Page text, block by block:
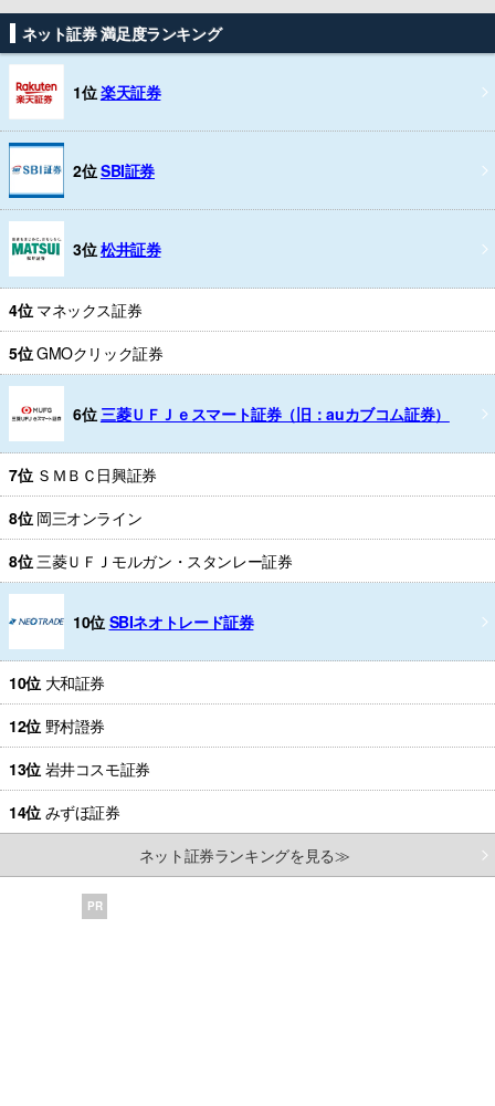
ネット証券 満足度ランキング
1位楽天証券
2位SBI証券
3位松井証券
4位 マネックス証券
5位GMOクリック証券
6位 三菱ＵＦＪｅスマート証券（旧：auカブコム証券）
7位 ＳＭＢＣ日興証券
8位 岡三オンライン
8位 三菱ＵＦＪモルガン・スタンレー証券
10位 SBIネオトレード証券
10位 大和証券
12位 野村證券
13位 岩井コスモ証券
14位 みずほ証券
ネット証券ランキングを見る≫
PR